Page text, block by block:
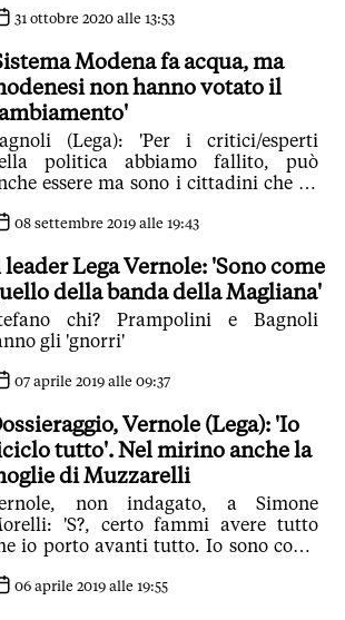
31 ottobre 2020 alle 13:53
Modena fa acqua, ma
non hanno votato il
(Lega): 'Per i critici/esperti
politica abbiamo fallito, può
essere ma sono i cittadini che ne
08 settembre 2019 alle 19:43
Lega Vernole: 'Sono come
della banda della Magliana'
chi? Prampolini e Bagnoli
gli 'gnorri'
07 aprile 2019 alle 09:37
Vernole (Lega): 'Io
tutto'. Nel mirino anche la
di Muzzarelli
non indagato, a Simone
'S?, certo fammi avere tutto
io porto avanti tutto. Io sono come
che riciclava tutto quello che
06 aprile 2019 alle 19:55